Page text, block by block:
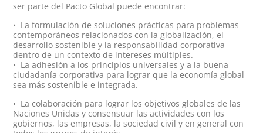
ser parte del Pacto Global puede encontrar:
• La formulación de soluciones prácticas para problemas
contemporáneos relacionados con la globalización, el
desarrollo sostenible y la responsabilidad corporativa
dentro de un contexto de intereses múltiples.
• La adhesión a los principios universales y a la buena
ciudadanía corporativa para lograr que la economía global
sea más sostenible e integrada.
• La colaboración para lograr los objetivos globales de las
Naciones Unidas y consensuar las actividades con los
gobiernos, las empresas, la sociedad civil y en general con